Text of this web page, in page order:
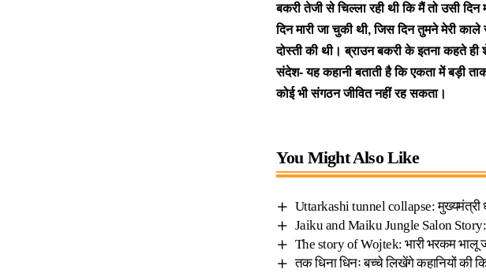
बकरी तेजी से चिल्ला रही थी कि मैं तो उसी
दिन मारी जा चुकी थी, जिस दिन तुमने मेरी
दोस्ती की थी। ब्राउन बकरी के इतना कहते
संदेश- यह कहानी बताती है कि एकता में बड़ी
कोई भी संगठन जीवित नहीं रह सकता।
You Might Also Like
Uttarkashi tunnel collapse: मुख्यमंत्री
Jaiku and Maiku Jungle Salon
The story of Wojtek: भारी भरकम भालू
तक धिना धिनः बच्चे लिखेंगे कहानियों की